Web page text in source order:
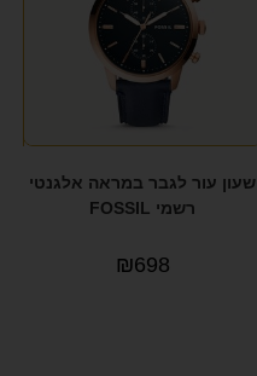
שעון עור לגבר במראה אלגנטי
רשמי FOSSIL
₪698